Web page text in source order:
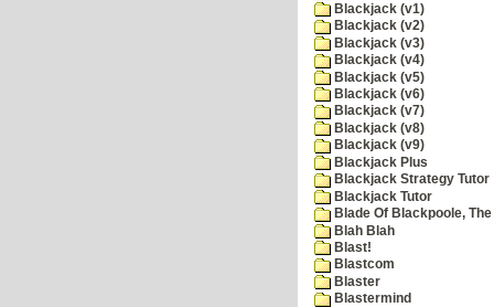
Blackjack (v1)
Blackjack (v2)
Blackjack (v3)
Blackjack (v4)
Blackjack (v5)
Blackjack (v6)
Blackjack (v7)
Blackjack (v8)
Blackjack (v9)
Blackjack Plus
Blackjack Strategy Tutor
Blackjack Tutor
Blade Of Blackpoole, The
Blah Blah
Blast!
Blastcom
Blaster
Blastermind